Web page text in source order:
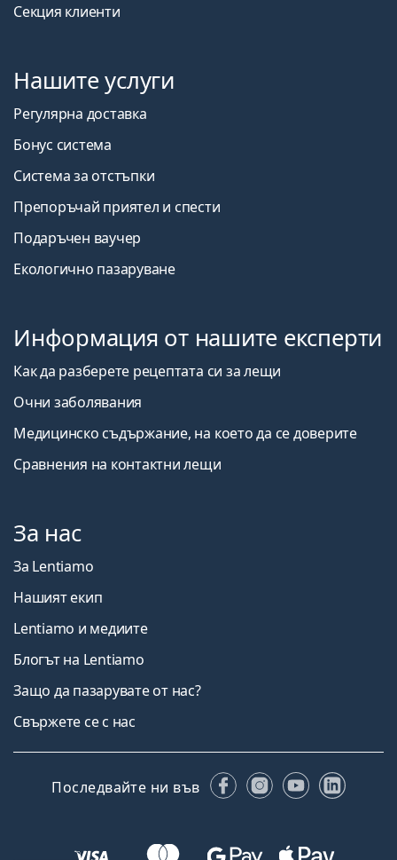
Секция клиенти
Нашите услуги
Регулярна доставка
Бонус система
Система за отстъпки
Препоръчай приятел и спести
Подаръчен ваучер
Екологично пазаруване
Информация от нашите експерти
Как да разберете рецептата си за лещи
Очни заболявания
Медицинско съдържание, на което да се доверите
Сравнения на контактни лещи
За нас
За Lentiamo
Нашият екип
Lentiamo и медиите
Блогът на Lentiamo
Защо да пазарувате от нас?
Свържете се с нас
Последвайте ни във FacebookInstagram
YouTube